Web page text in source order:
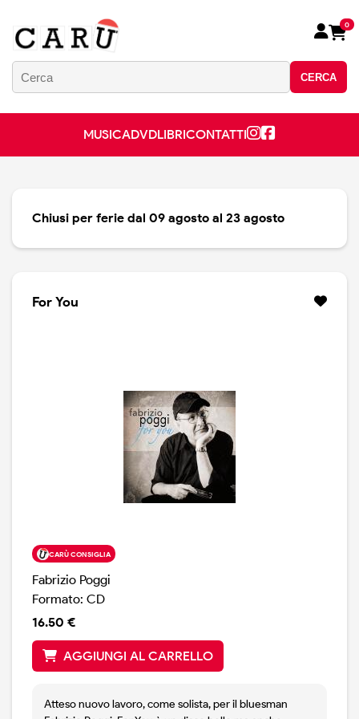
CERCA
0
MUSICADVDLIBRICONTATTI
Chiusi per ferie dal 09 agosto al 23 agosto
For You
CARÙ CONSIGLIA
Fabrizio Poggi
Formato: CD
16.50 €
AGGIUNGI AL CARRELLO
Atteso nuovo lavoro, come solista, per il bluesman